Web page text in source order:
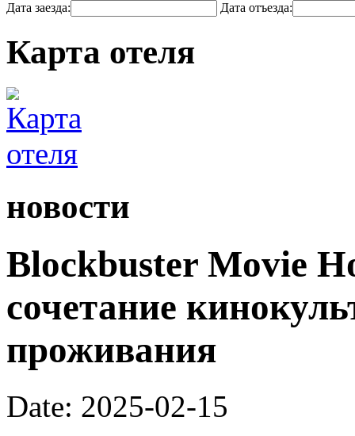
Дата заезда: Дата отъезда:
Карта отеля
новости
Blockbuster Movie
сочетание
проживания
Date: 2025-02-15